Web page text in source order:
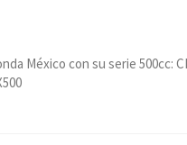
México con su serie 500cc: